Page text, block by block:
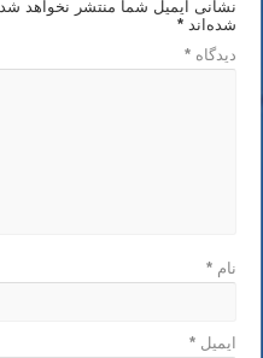
نشانی ایمیل شما منتشر نخواهد شد.
شده‌اند*
دیدگاه*
نام*
ایمیل*